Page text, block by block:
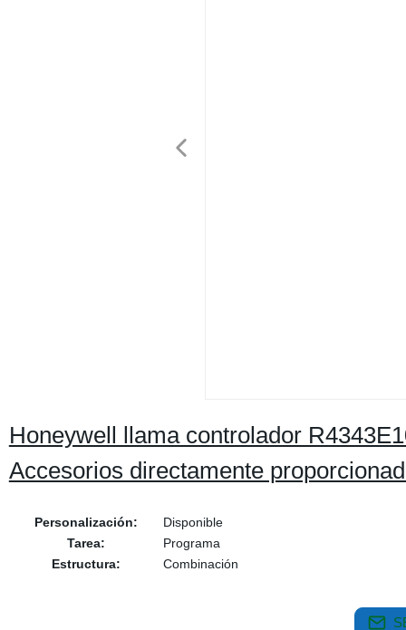
Honeywell llama controlador
Accesorios directamente
Personalización:
Disponible
Tarea:
Programa
Estructura:
Combinación